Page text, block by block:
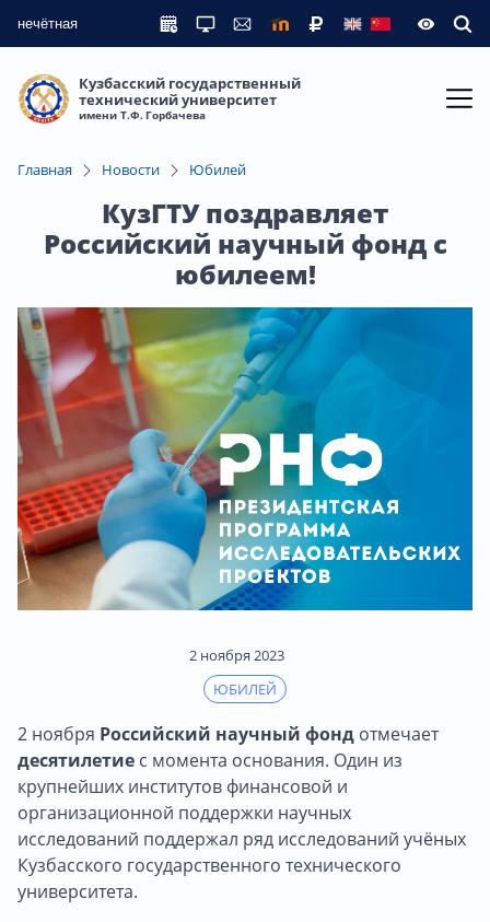
нечётная
Кузбасский государственный
технический университет
имени Т.Ф. Горбачева
Главная Новости Юбилей
КузГТУ поздравляет
Российский научный фонд с
юбилеем!
2 ноября 2023
ЮБИЛЕЙ
2 ноября Российский научный фонд отмечает
десятилетие с момента основания. Один из
крупнейших институтов финансовой и
организационной поддержки научных
исследований поддержал ряд исследований учёных
Кузбасского государственного технического
университета.